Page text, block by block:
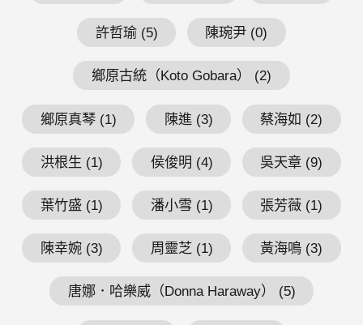
許哲瑜 (5) 陳琬尹 (0)
鄉原古統（Koto Gobara） (2)
鄉原真琴 (1) 陳進 (3) 蔡海如 (2)
洪根生 (1) 侯俊明 (4) 吳天章 (9)
葉竹盛 (1) 潘小雪 (1) 張芳薇 (1)
陳幸婉 (3) 周靈芝 (1) 黃海鳴 (3)
唐娜．哈樂威（Donna Haraway） (5)